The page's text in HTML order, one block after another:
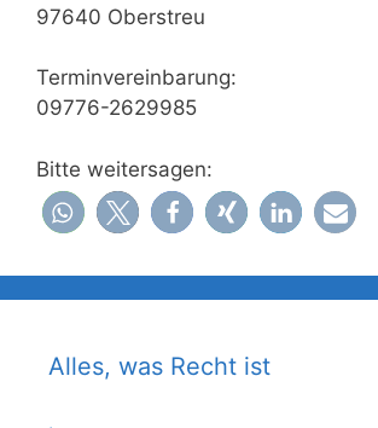
97640 Oberstreu
Terminvereinbarung:
09776-2629985
Bitte weitersagen:
Alles, was Recht ist